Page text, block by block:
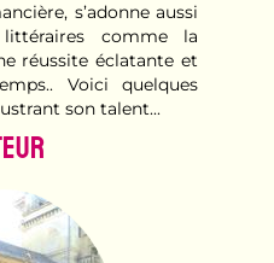
s’adonne aussi
comme la
réussite éclatante et
Voici quelques
son talent...